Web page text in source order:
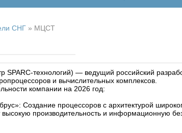
СНГ » МЦСТ
SPARC-технологий) — ведущий российский
и вычислительных комплексов.
компании на 2026 год:
Создание процессоров с архитектурой
высокую производительность и информационную